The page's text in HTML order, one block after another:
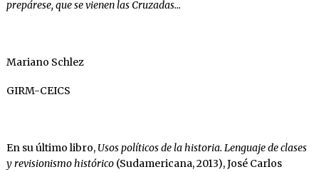
prepárese, que se vienen las Cruzadas…
Mariano Schlez
GIRM-CEICS
En su último libro, Usos políticos de la historia. Lenguaje de clases
y revisionismo histórico(Sudamericana, 2013), José Carlos